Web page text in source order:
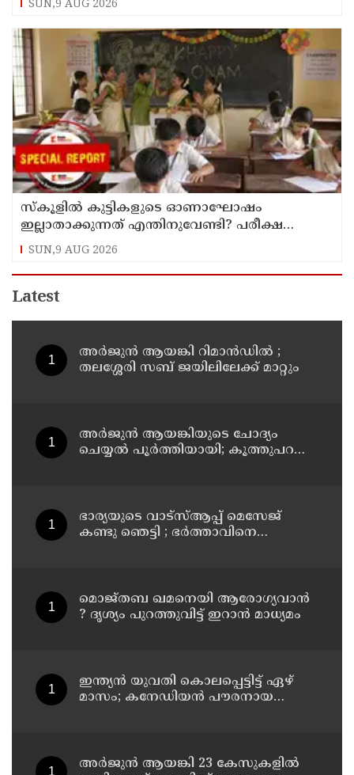
SUN,9 AUG 2026
സ്‌കൂളില്‍ കുട്ടികളുടെ ഓണാഘോഷം
ഇല്ലാതാക്കുന്നത് എന്തിനുവേണ്ടി? പരീക്ഷ
ഷെഡ്യൂള്‍ മാറ്റിയത് തിരുത്തുമോ?
SUN,9 AUG 2026
Latest
അര്‍ജുന്‍ ആയങ്കി റിമാന്‍ഡില്‍ ;
തലശ്ശേരി സബ് ജയിലിലേക്ക് മാറ്റും
അര്‍ജുന്‍ ആയങ്കിയുടെ ചോദ്യം
ചെയ്യല്‍ പൂര്‍ത്തിയായി; കൂത്തുപറമ്പ്
ഭാര്യയുടെ വാട്സ്ആപ്പ് മെസേജ്
കണ്ടു ഞെട്ടി ; ഭര്‍ത്താവിനെ
യുവതിയും സുഹൃത്തും ഒളിവില്‍
മൊജ്തബ ഖമനെയി ആരോഗ്യവാന്‍
? ദൃശ്യം പുറത്തുവിട്ട് ഇറാന്‍ മാധ്യമം
ഇന്ത്യന്‍ യുവതി കൊലപ്പെട്ടിട്ട് ഏഴ്
മാസം; കനേഡിയന്‍ പൗരനായ
അര്‍ജുന്‍ ആയങ്കി 23 കേസുകളില്‍